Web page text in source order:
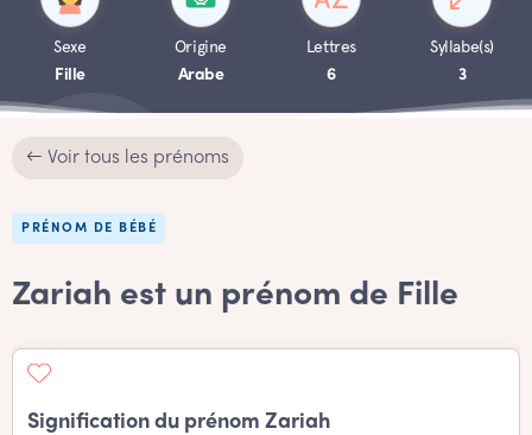
Sexe
Fille
Origine
Arabe
Lettres
6
Syllabe(s)
3
← Voir tous les prénoms
PRÉNOM DE BÉBÉ
Zariah est un prénom de Fille
Signification du prénom Zariah